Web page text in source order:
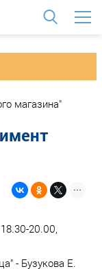
магазина"
20.00,
- Бузукова Е.